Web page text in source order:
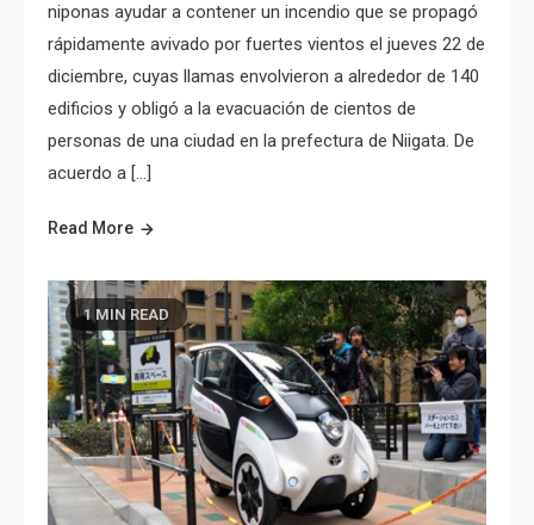
niponas ayudar a contener un incendio que se propagó
rápidamente avivado por fuertes vientos el jueves 22 de
diciembre, cuyas llamas envolvieron a alrededor de 140
edificios y obligó a la evacuación de cientos de
personas de una ciudad en la prefectura de Niigata. De
acuerdo a […]
Read More
1 MIN READ